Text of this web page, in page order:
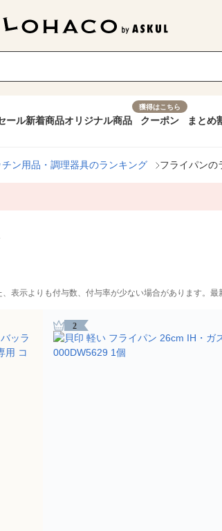
ール新着商品オリジナル商品
獲得はこちら
クーポン まとめ
チン用品・調理器具のランキング フライパンの
表示よりも付与数、付与率が少ない場合があります。最
2